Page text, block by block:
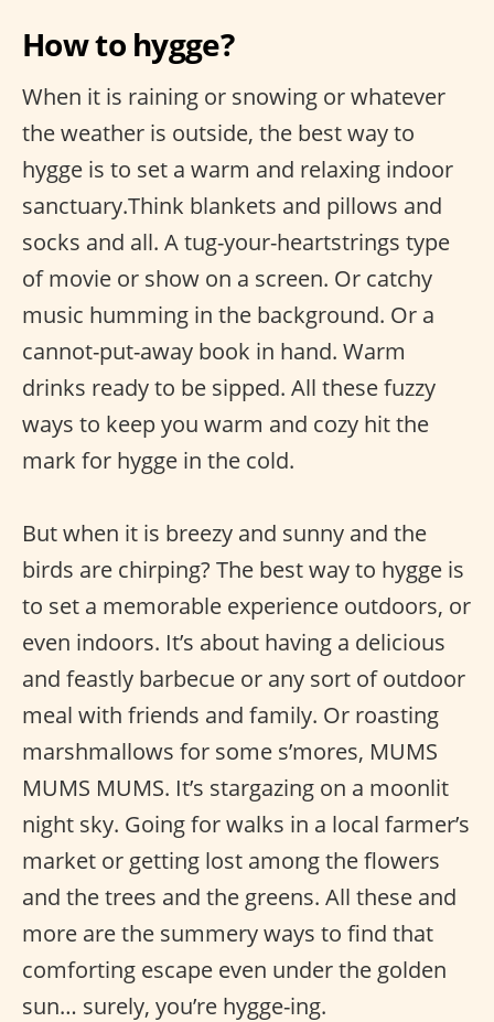
How to hygge?
When it is raining or snowing or whatever
the weather is outside, the best way to
hygge is to set a warm and relaxing indoor
sanctuary.Think blankets and pillows and
socks and all. A tug-your-heartstrings type
of movie or show on a screen. Or catchy
music humming in the background. Or a
cannot-put-away book in hand. Warm
drinks ready to be sipped. All these fuzzy
ways to keep you warm and cozy hit the
mark for hygge in the cold.
But when it is breezy and sunny and the
birds are chirping? The best way to hygge is
to set a memorable experience outdoors, or
even indoors. It’s about having a delicious
and feastly barbecue or any sort of outdoor
meal with friends and family. Or roasting
marshmallows for some s’mores, MUMS
MUMS MUMS. It’s stargazing on a moonlit
night sky. Going for walks in a local farmer’s
market or getting lost among the flowers
and the trees and the greens. All these and
more are the summery ways to find that
comforting escape even under the golden
sun… surely, you’re hygge-ing.